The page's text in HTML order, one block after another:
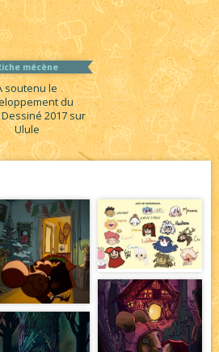
mécène
soutenu le
du
2017 sur
Ulule